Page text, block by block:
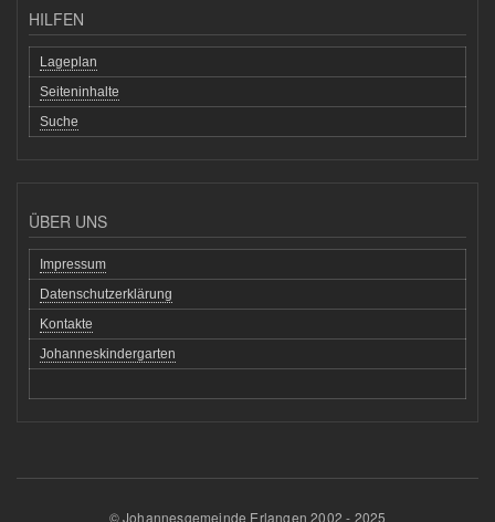
HILFEN
Lageplan
Seiteninhalte
Suche
ÜBER UNS
Impressum
Datenschutzerklärung
Kontakte
Johanneskindergarten
© Johannesgemeinde Erlangen 2002 - 2025